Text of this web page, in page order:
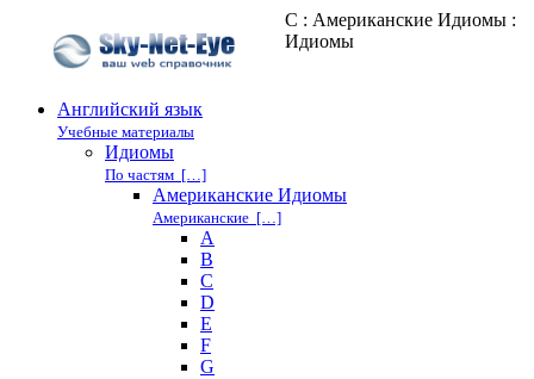
C : Американские Идиомы :
Идиомы
Английский язык
Учебные материалы
Идиомы
По частям […]
Американские Идиомы
Американские […]
A
B
C
D
E
F
G